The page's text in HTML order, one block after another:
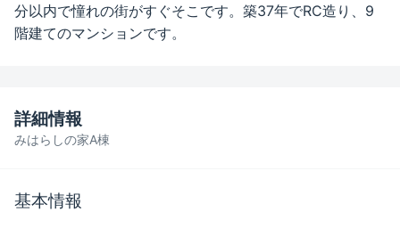
分以内で憧れの街がすぐそこです。築37年でRC造り、9
階建てのマンションです。
みはらしの家A棟
詳細情報
基本情報